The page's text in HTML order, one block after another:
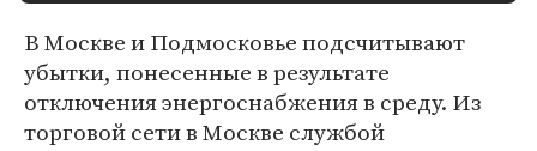
В Москве и Подмосковье подсчитывают
убытки, понесенные в результате
отключения энергоснабжения в среду. Из
торговой сети в Москве службой